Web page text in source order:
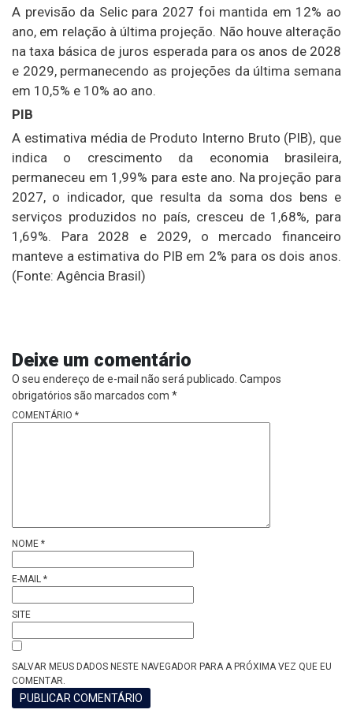
A previsão da Selic para 2027 foi mantida em 12% ao
ano, em relação à última projeção. Não houve alteração
na taxa básica de juros esperada para os anos de 2028
e 2029, permanecendo as projeções da última semana
em 10,5% e 10% ao ano.
PIB
A estimativa média de Produto Interno Bruto (PIB), que
indica o crescimento da economia brasileira,
permaneceu em 1,99% para este ano. Na projeção para
2027, o indicador, que resulta da soma dos bens e
serviços produzidos no país, cresceu de 1,68%, para
1,69%. Para 2028 e 2029, o mercado financeiro
manteve a estimativa do PIB em 2% para os dois anos.
(Fonte: Agência Brasil)
Deixe um comentário
O seu endereço de e-mail não será publicado. Campos
obrigatórios são marcados com *
COMENTÁRIO *
NOME *
E-MAIL *
SITE
SALVAR MEUS DADOS NESTE NAVEGADOR PARA A PRÓXIMA VEZ QUE EU
COMENTAR.